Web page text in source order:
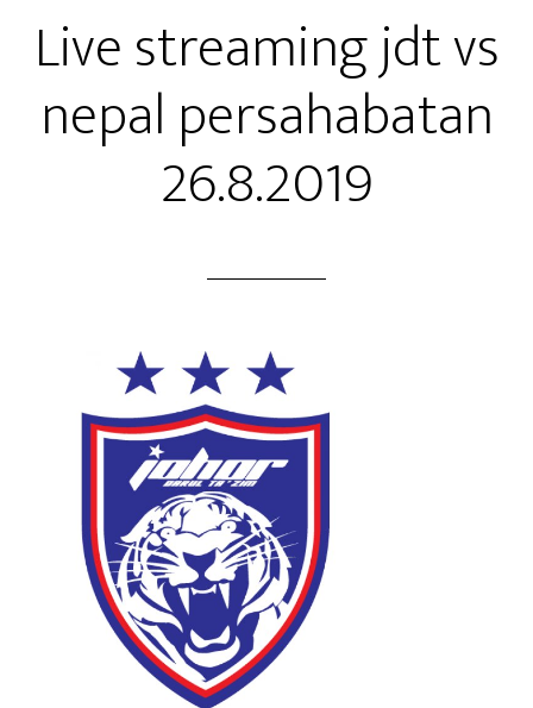
Live streaming jdt vs
nepal persahabatan
26.8.2019